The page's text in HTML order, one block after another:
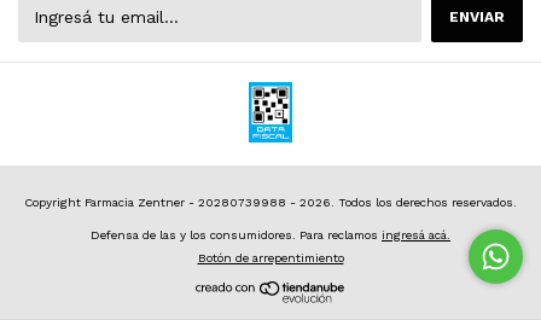
Copyright Farmacia Zentner - 20280739988 - 2026. Todos los derechos reservados.
Defensa de las y los consumidores. Para reclamos ingresá acá.
Botón de arrepentimiento